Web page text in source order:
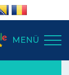
MENÜ